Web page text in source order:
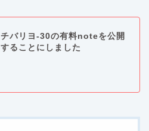
チバリヨ-30の有料noteを公開
することにしました